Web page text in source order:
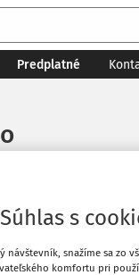
Predplatné
predplatné?
Súhlas s
návštevník, snažíme sa zo
komfortu pri